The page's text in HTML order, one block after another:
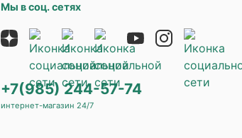
Мы в соц. сетях
+7(985) 244-57-74
интернет-магазин 24/7